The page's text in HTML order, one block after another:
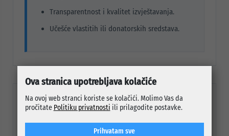
Transparentnost i kvalitet izvještavanja.
Učešće vlastitih ili donatorskih sredstava.
BODOVANJE PRIJAVA
Kriteriji i bodovi
Ova stranica upotrebljava kolačiće
Na ovoj web stranci koriste se kolačići. Molimo Vas da
pročitate Politiku privatnosti ili prilagodite postavke.
Prihvatam sve